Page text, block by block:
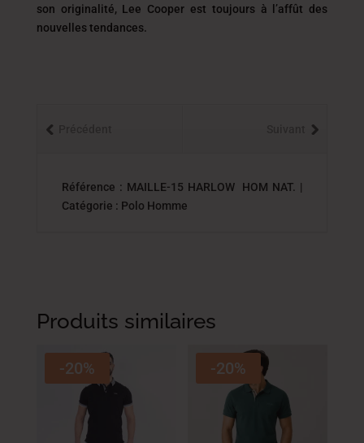
son originalité, Lee Cooper est toujours à l’affût des
nouvelles tendances.
Référence : MAILLE-15 HARLOW HOM NAT. |
Catégorie : Polo Homme
Produits similaires
-20% -20%